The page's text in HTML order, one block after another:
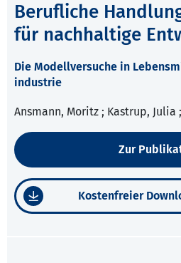
Berufliche
für nachhaltige
Die Modellversuche in
industrie
Ansmann, Moritz ; Kastrup, Julia
Zur
Kostenfreier